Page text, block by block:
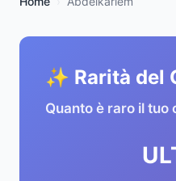
✨ Rarità del
Quanto è raro il tuo